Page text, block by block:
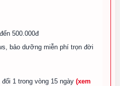
500.000đ
bảo dưỡng miễn phí trọn đời
đổi 1 trong vòng 15 ngày (xem